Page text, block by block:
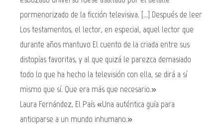
pormenorizado de la ficción televisiva. [...] Después de leer
Los testamentos, el lector, en especial, aquel lector que
durante años mantuvo El cuento de la criada entre sus
distopías favoritas, y al que quizá le parezca demasiado
todo lo que ha hecho la televisión con ella, se dirá a sí
mismo que sí. Que era más que necesario.»
Laura Fernández, El País «Una auténtica guía para
anticiparse a un mundo inhumano.»